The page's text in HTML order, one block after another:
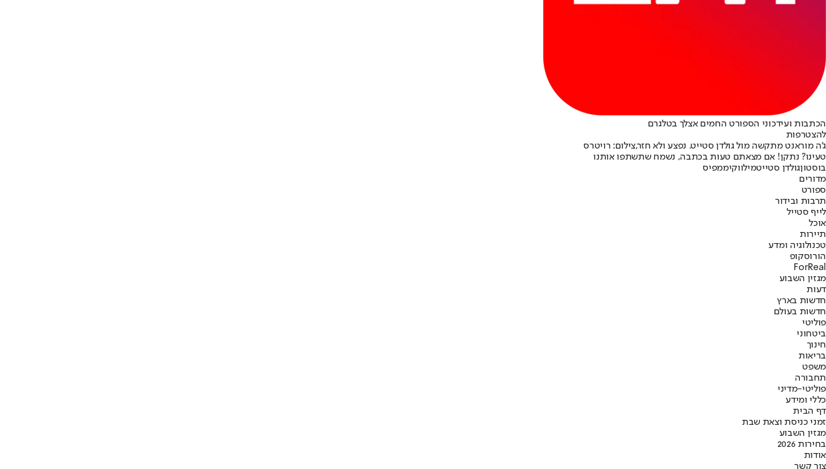
הכתבות ועידכוני הספורט החמים אצלך בטלגרם
להצטרפות
ג'ה מוראנט מתקשה מול גולדן סטייט. נפצע ולא חזר,צילום: רויטרס
טעינו? נתקן! אם מצאתם טעות בכתבה, נשמח שתשתפו אותנו
בוסטוןגולדן סטייטמילווקיממפיס
מדורים
ספורט
תרבות ובידור
לייף סטייל
אוכל
תיירות
טכנולוגיה ומדע
הורוסקופ
ForReal
מגזין השבוע
דעות
חדשות בארץ
חדשות בעולם
פוליטי
ביטחוני
חינוך
בריאות
משפט
תחבורה
פוליטי-מדיני
כללי ומידע
דף הבית
זמני כניסת וצאת שבת
מגזין השבוע
בחירות 2026
אודות
צור קשר